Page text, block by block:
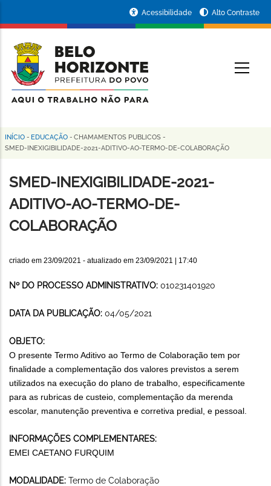
conteúdo
principal
da
Prefeitura
de
Horizonte
Acessibilidade Alto Contraste
Trilha
navegação
INÍCIO - EDUCAÇÃO - CHAMAMENTOS PUBLICOS -
SMED-INEXIGIBILIDADE-2021-ADITIVO-AO-TERMO-DE-COLABORAÇÃO
SMED-INEXIGIBILIDADE-2021-
ADITIVO-AO-TERMO-DE-
COLABORAÇÃO
criado em 23/09/2021 - atualizado em 23/09/2021 | 17:40
Nº DO PROCESSO ADMINISTRATIVO: 010231401920
DATA DA PUBLICAÇÃO: 04/05/2021
OBJETO:
O presente Termo Aditivo ao Termo de Colaboração tem por
finalidade a complementação dos valores previstos a serem
utilizados na execução do plano de trabalho, especificamente
para as rubricas de custeio, complementação da merenda
escolar, manutenção preventiva e corretiva predial, e pessoal.
INFORMAÇÕES COMPLEMENTARES:
EMEI CAETANO FURQUIM
MODALIDADE: Termo de Colaboração